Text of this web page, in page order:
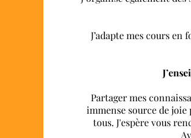
J’adapte mes cours
Partager mes
immense source de joie
tous. J'espère vous